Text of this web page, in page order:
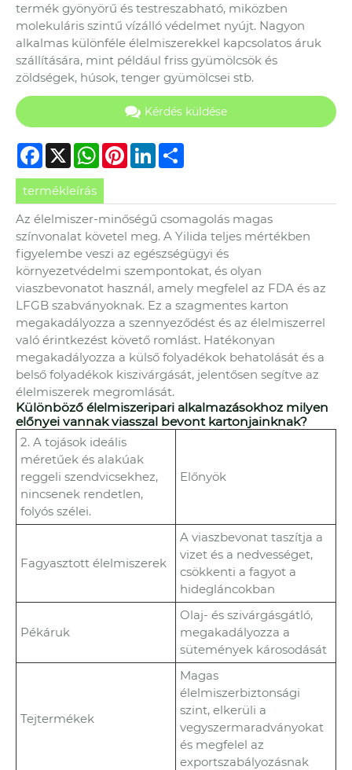
termék gyönyörű és testreszabható, miközben
molekuláris szintű vízálló védelmet nyújt. Nagyon
alkalmas különféle élelmiszerekkel kapcsolatos áruk
szállítására, mint például friss gyümölcsök és
zöldségek, húsok, tenger gyümölcsei stb.
Kérdés küldése
Facebook
X WhatsApp
PinterestLinkedIn
termékleírás
Az élelmiszer-minőségű csomagolás magas
színvonalat követel meg. A Yilida teljes mértékben
figyelembe veszi az egészségügyi és
környezetvédelmi szempontokat, és olyan
viaszbevonatot használ, amely megfelel az FDA és az
LFGB szabványoknak. Ez a szagmentes karton
megakadályozza a szennyeződést és az élelmiszerrel
való érintkezést követő romlást. Hatékonyan
megakadályozza a külső folyadékok behatolását és a
belső folyadékok kiszivárgását, jelentősen segítve az
élelmiszerek megromlását.
Különböző élelmiszeripari alkalmazásokhoz milyen
előnyei vannak viasszal bevont kartonjainknak?
2. A tojások ideális
méretűek és alakúak
reggeli szendvicsekhez,
nincsenek rendetlen,
folyós szélei.
Előnyök
Fagyasztott élelmiszerek
A viaszbevonat taszítja a
vizet és a nedvességet,
csökkenti a fagyot a
hidegláncokban
Pékáruk
Olaj- és szivárgásgátló,
megakadályozza a
sütemények károsodását
Tejtermékek
Magas
élelmiszerbiztonsági
szint, elkerüli a
vegyszermaradványokat
és megfelel az
exportszabályozásnak